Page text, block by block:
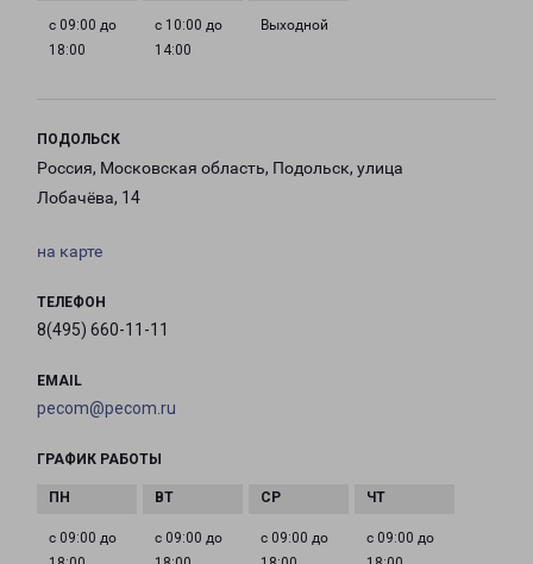
с 09:00 до
18:00
с 10:00 до
14:00
Выходной
ПОДОЛЬСК
Россия, Московская область, Подольск, улица
Лобачёва, 14
на карте
ТЕЛЕФОН
8(495) 660-11-11
EMAIL
pecom@pecom.ru
ГРАФИК РАБОТЫ
с 09:00 до
с 09:00 до
с 09:00 до
с 09:00 до